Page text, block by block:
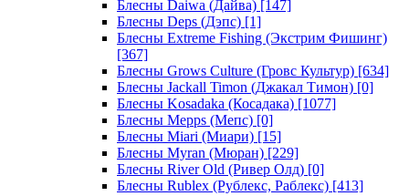
Блесны Daiwa (Дайва) [147]
Блесны Deps (Дэпс) [1]
Блесны Extreme Fishing (Экстрим Фишинг)
[367]
Блесны Grows Culture (Гровс Культур) [634]
Блесны Jackall Timon (Джакал Тимон) [0]
Блесны Kosadaka (Косадака) [1077]
Блесны Mepps (Мепс) [0]
Блесны Miari (Миари) [15]
Блесны Myran (Мюран) [229]
Блесны River Old (Ривер Олд) [0]
Блесны Rublex (Рублекс, Раблекс) [413]